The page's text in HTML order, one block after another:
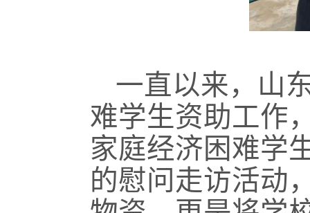
一直以来，山
难学生资助工作
家庭经济困难学
的慰问走访活动